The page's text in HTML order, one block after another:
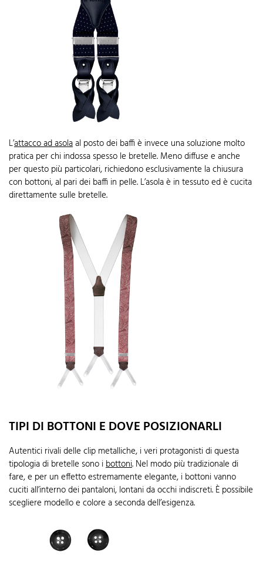
L’attacco ad asolaal posto dei baffi è invece una soluzione molto
pratica per chi indossa spesso le bretelle. Meno diffuse e anche
per questo più particolari, richiedono esclusivamente la chiusura
con bottoni, al pari dei baffi in pelle. L’asola è in tessuto ed è cucita
direttamente sulle bretelle.
TIPI DI BOTTONI E DOVE POSIZIONARLI
Autentici rivali delle clip metalliche, i veri protagonisti di questa
tipologia di bretelle sono ibottoni. Nel modo più tradizionale di
fare, e per un effetto estremamente elegante, i bottoni vanno
cuciti all’interno dei pantaloni, lontani da occhi indiscreti. È possibile
scegliere modello e colore a seconda dell’esigenza.